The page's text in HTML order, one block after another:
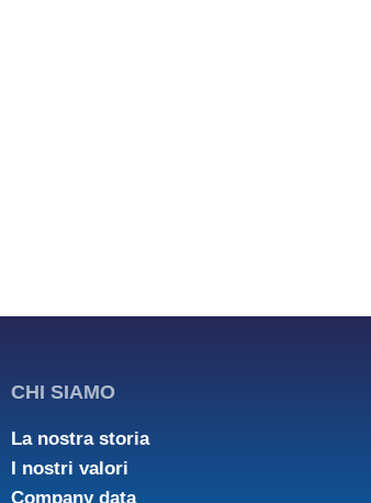
CHI SIAMO
La nostra storia
I nostri valori
Company data